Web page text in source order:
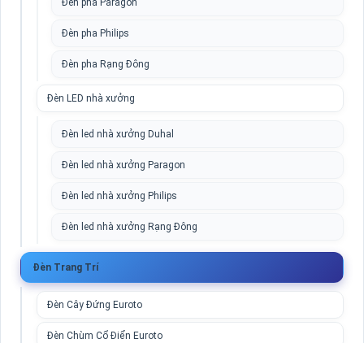
Đèn pha Paragon
Đèn pha Philips
Đèn pha Rạng Đông
Đèn LED nhà xưởng
Đèn led nhà xưởng Duhal
Đèn led nhà xưởng Paragon
Đèn led nhà xưởng Philips
Đèn led nhà xưởng Rạng Đông
Đèn Trang Trí
Đèn Cây Đứng Euroto
Đèn Chùm Cổ Điển Euroto